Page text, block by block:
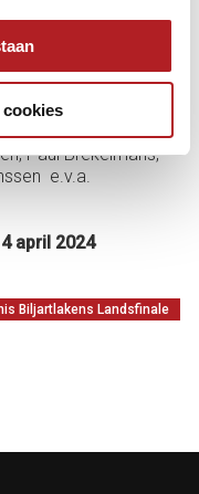
fullscreen)
Paul Brekelmans,
e.v.a.
april 2024
Biljartlakens Landsfinale